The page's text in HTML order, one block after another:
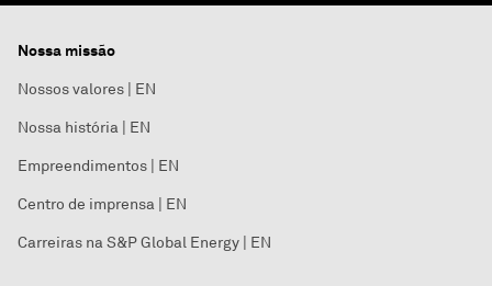
Nossa missão
Nossos valores | EN
Nossa história | EN
Empreendimentos | EN
Centro de imprensa | EN
Carreiras na S&P Global Energy | EN